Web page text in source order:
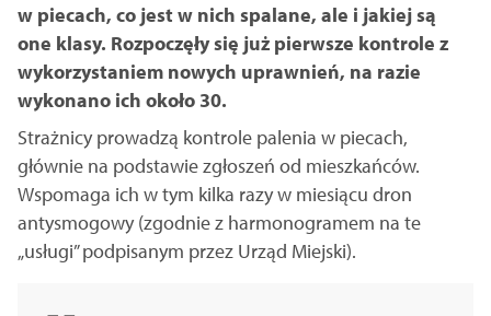
w piecach, co jest w nich spalane, ale i jakiej są
one klasy. Rozpoczęły się już pierwsze kontrole z
wykorzystaniem nowych uprawnień, na razie
wykonano ich około 30.
Strażnicy prowadzą kontrole palenia w piecach,
głównie na podstawie zgłoszeń od mieszkańców.
Wspomaga ich w tym kilka razy w miesiącu dron
antysmogowy (zgodnie z harmonogramem na te
„usługi” podpisanym przez Urząd Miejski).